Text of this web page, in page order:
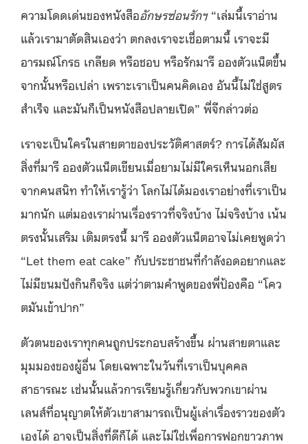
ความโดดเด่นของหนังสืออักษรซ่อนรักฯ“เล่มนี้เราอ่าน
แล้วเรามาตัดสินเองว่า ตกลงเราจะเชื่อตามนี้ เราจะมี
อารมณ์โกรธ เกลียด หรือชอบ หรือรักมารี อองตัวแน็ตขึ้น
จากนั้นหรือเปล่า เพราะเราเป็นคนคิดเอง อันนี้ไม่ใช่สูตร
สำเร็จ และมันก็เป็นหนังสือปลายเปิด” พี่จีกล่าวต่อ
เราจะเป็นใครในสายตาของประวัติศาสตร์? การได้สัมผัส
สิ่งที่มารี อองตัวแน็ตเขียนเมื่อยามไม่มีใครเห็นนอกเสีย
จากคนสนิท ทำให้เรารู้ว่า โลกไม่ได้มองเราอย่างที่เราเป็น
มากนัก แต่มองเราผ่านเรื่องราวที่จริงบ้าง ไม่จริงบ้าง เน้น
ตรงนั้นเสริม เติมตรงนี้ มารี อองตัวแน็ตอาจไม่เคยพูดว่า
“Let them eat cake” กับประชาชนที่กำลังอดอยากและ
ไม่มีขนมปังกินก็จริง แต่ว่าตามคำพูดของพี่ป้องคือ “โคว
ตมันเข้าปาก”
ตัวตนของเราทุกคนถูกประกอบสร้างขึ้น ผ่านสายตาและ
มุมมองของผู้อื่น โดยเฉพาะในวันที่เราเป็นบุคคล
สาธารณะ เช่นนั้นแล้วการเรียนรู้เกี่ยวกับพวกเขาผ่าน
เลนส์ที่อนุญาตให้ตัวเขาสามารถเป็นผู้เล่าเรื่องราวของตัว
เองได้ อาจเป็นสิ่งที่ดีก็ได้ และไม่ใช่เพื่อการฟอกขาวภาพ